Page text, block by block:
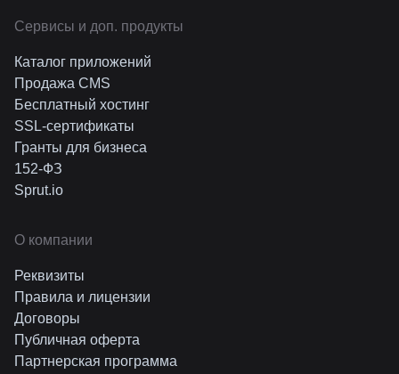
Cервисы и доп. продукты
Каталог приложений
Продажа CMS
Бесплатный хостинг
SSL-сертификаты
Гранты для бизнеса
152-ФЗ
Sprut.io
О компании
Реквизиты
Правила и лицензии
Договоры
Публичная оферта
Партнерская программа